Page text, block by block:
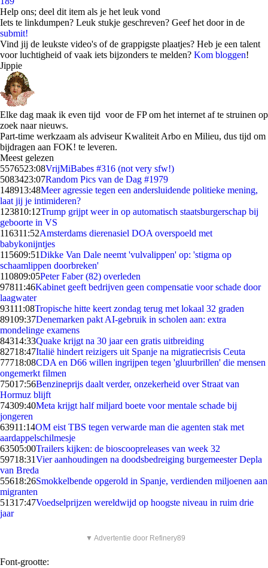
Help ons; deel dit item als je het leuk vond
Iets te linkdumpen? Leuk stukje geschreven? Geef het door in de
submit!
Vind jij de leukste video's of de grappigste plaatjes? Heb je een talent
voor luchtigheid of vaak iets bijzonders te melden? Kom bloggen!
Jippie
Elke dag maak ik even tijd voor de FP om het internet af te struinen op
zoek naar nieuws.
Part-time werkzaam als adviseur Kwaliteit Arbo en Milieu, dus tijd om
bijdragen aan FOK! te leveren.
Meest gelezen
5576523:08VrijMiBabes #316 (not very sfw!)
5083423:07Random Pics van de Dag #1979
148913:48Meer agressie tegen een andersluidende politieke mening,
laat jij je intimideren?
123810:12Trump grijpt weer in op automatisch staatsburgerschap bij
geboorte in VS
116311:52Amsterdams dierenasiel DOA overspoeld met
babykonijntjes
115609:51Dikke Van Dale neemt 'vulvalippen' op: 'stigma op
schaamlippen doorbreken'
110809:05Peter Faber (82) overleden
97811:46Kabinet geeft bedrijven geen compensatie voor schade door
laagwater
93111:08Tropische hitte keert zondag terug met lokaal 32 graden
89109:37Denemarken pakt AI-gebruik in scholen aan: extra
mondelinge examens
84314:33Quake krijgt na 30 jaar een gratis uitbreiding
82718:47Italië hindert reizigers uit Spanje na migratiecrisis Ceuta
77718:08CDA en D66 willen ingrijpen tegen 'gluurbrillen' die mensen
ongemerkt filmen
75017:56Benzineprijs daalt verder, onzekerheid over Straat van
Hormuz blijft
74309:40Meta krijgt half miljard boete voor mentale schade bij
jongeren
63911:14OM eist TBS tegen verwarde man die agenten stak met
aardappelschilmesje
63505:00Trailers kijken: de bioscoopreleases van week 32
59718:31Vier aanhoudingen na doodsbedreiging burgemeester Depla
van Breda
55618:26Smokkelbende opgerold in Spanje, verdienden miljoenen aan
migranten
51317:47Voedselprijzen wereldwijd op hoogste niveau in ruim drie
jaar
▼ Advertentie door Refinery89
Font-grootte: